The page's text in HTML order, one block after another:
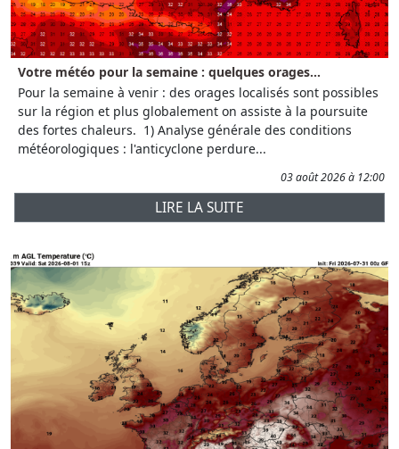
Votre météo pour la semaine : quelques orages...
Pour la semaine à venir : des orages localisés sont possibles
sur la région et plus globalement on assiste à la poursuite
des fortes chaleurs. 1) Analyse générale des conditions
météorologiques : l'anticyclone perdure...
03 août 2026 à 12:00
LIRE LA SUITE